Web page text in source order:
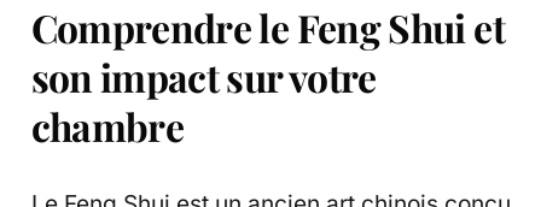
Comprendre le Feng Shui et
son impact sur votre
chambre